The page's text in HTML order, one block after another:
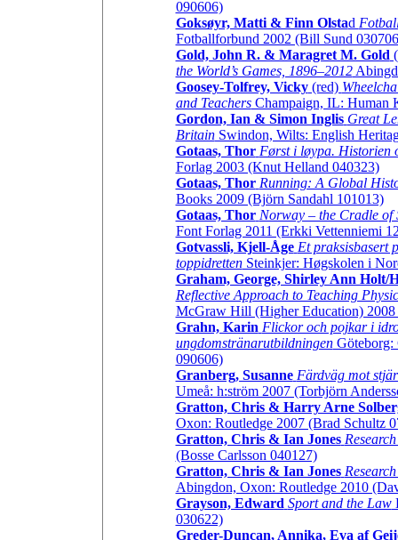
090606)
Goksøyr, Matti & Finn Olstad
Fotballforbund 2002 (Bill Sund
Gold, John R. & Maragret M. Gold
the World’s Games, 1896–2012
Goosey-Tolfrey, Vicky(red)
and TeachersChampaign, IL: Human
Gordon, Ian & Simon Inglis Great
BritainSwindon, Wilts: English
Gotaas, Thor Først i løypa. Historien
Forlag 2003 (Knut Helland 040323)
Gotaas, Thor Running: A Global
Books 2009 (Björn Sandahl 101013)
Gotaas, Thor Norway – the Cradle of
Font Forlag 2011 (Erkki Vettenniemi
Gotvassli, Kjell-Åge Et praksisbasert
toppidrettenSteinkjer: Høgskolen i
Graham, George, Shirley Ann Holt/
Reflective Approach to Teaching
McGraw Hill (Higher Education)
Grahn, Karin Flickor och pojkar i
ungdomstränarutbildningenGöteborg:
090606)
Granberg, Susanne Färdväg mot
Umeå: h:ström 2007 (Torbjörn
Gratton, Chris & Harry Arne
Oxon: Routledge 2007 (Brad Schultz
Gratton, Chris & Ian Jones
(Bosse Carlsson 040127)
Gratton, Chris & Ian Jones
Abingdon, Oxon: Routledge 2010
Grayson, Edward Sport and the Law
030622)
Greder-Duncan, Annika, Eva af